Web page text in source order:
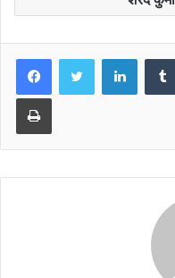
FacebookTwitter
Print